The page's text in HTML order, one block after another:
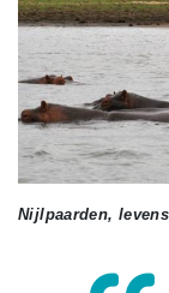
Nijlpaarden,